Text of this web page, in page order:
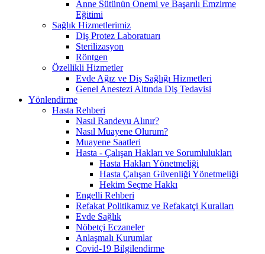
Anne Sütünün Önemi ve Başarılı Emzirme
Eğitimi
Sağlık Hizmetlerimiz
Diş Protez Laboratuarı
Sterilizasyon
Röntgen
Özellikli Hizmetler
Evde Ağız ve Diş Sağlığı Hizmetleri
Genel Anestezi Altında Diş Tedavisi
Yönlendirme
Hasta Rehberi
Nasıl Randevu Alınır?
Nasıl Muayene Olurum?
Muayene Saatleri
Hasta - Çalışan Hakları ve Sorumlulukları
Hasta Hakları Yönetmeliği
Hasta Çalışan Güvenliği Yönetmeliği
Hekim Seçme Hakkı
Engelli Rehberi
Refakat Politikamız ve Refakatçi Kuralları
Evde Sağlık
Nöbetçi Eczaneler
Anlaşmalı Kurumlar
Covid-19 Bilgilendirme